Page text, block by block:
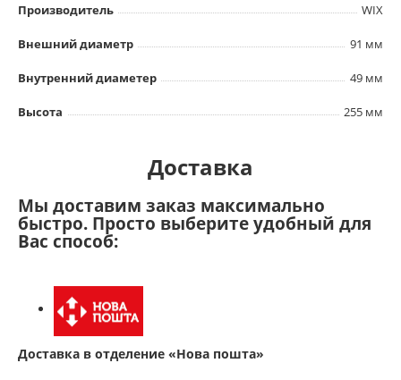
Производитель WIX
Внешний диаметр 91 мм
Внутренний диаметер 49 мм
Высота 255 мм
Доставка
Мы доставим заказ максимально
быстро. Просто выберите удобный для
Вас способ:
Доставка в отделение «Нова пошта»